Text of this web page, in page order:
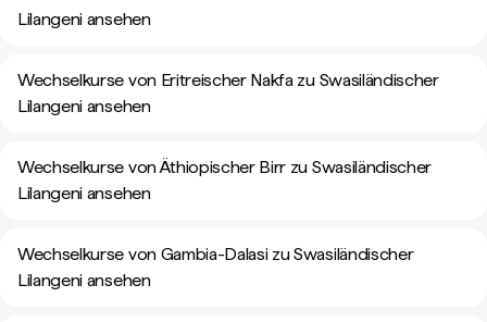
Lilangeni ansehen
Wechselkurse von Eritreischer Nakfa zu Swasiländischer
Lilangeni ansehen
Wechselkurse von Äthiopischer Birr zu Swasiländischer
Lilangeni ansehen
Wechselkurse von Gambia-Dalasi zu Swasiländischer
Lilangeni ansehen